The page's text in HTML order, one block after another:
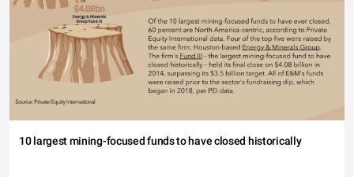
10 largest mining-focused funds to have closed historically